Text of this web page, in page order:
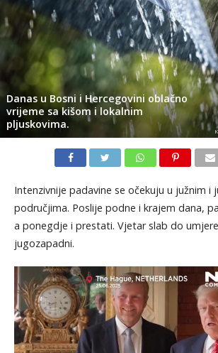
Danas u Bosni i Hercegovini oblačno
vrijeme sa kišom i lokalnim
pljuskovima.
Intenzivnije padavine se očekuju u južnim i
područjima. Poslije podne i krajem dana,
a ponegdje i prestati. Vjetar slab do
jugozapadni.